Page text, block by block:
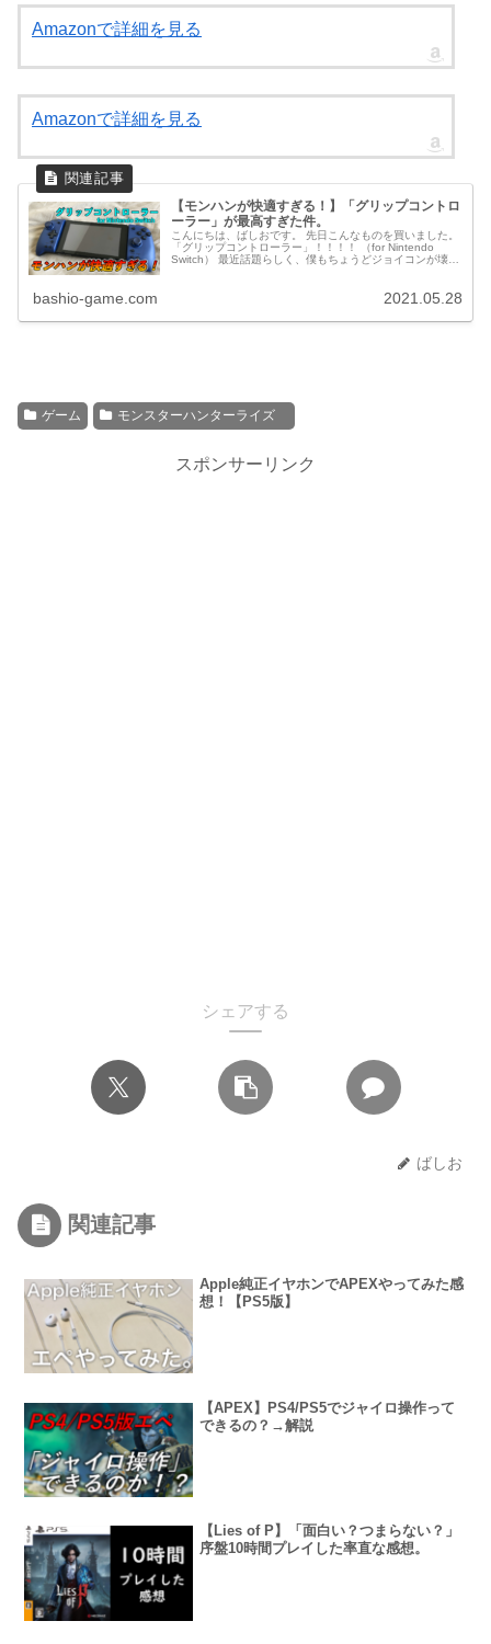
Amazonで詳細を見る
Amazonで詳細を見る
【モンハンが快適すぎる！】「グリップコントロ
ーラー」が最高すぎた件。
こんにちは、ばしおです。 先日こんなものを買いました。
「グリップコントローラー」！！！！ （for Nintendo
Switch） 最近話題らしく、僕もちょうどジョイコンが壊れ
bashio-game.com 2021.05.28
ゲーム モンスターハンターライズ
スポンサーリンク
シェアする
ばしお
関連記事
Apple純正イヤホンでAPEXやってみた感
想！【PS5版】
【APEX】PS4/PS5でジャイロ操作って
できるの？→解説
【Lies of P】「面白い？つまらない？」
序盤10時間プレイした率直な感想。